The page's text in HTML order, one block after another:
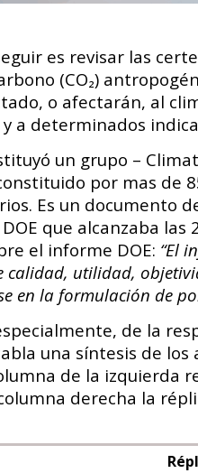
es revisar las
(CO₂)
o afectarán, al
a determinados
un grupo –
por mas de
Es un documento
que alcanzaba las
el informe DOE: “El
calidad, utilidad,
en la formulación de
de la
una síntesis de los
de la izquierda
derecha la